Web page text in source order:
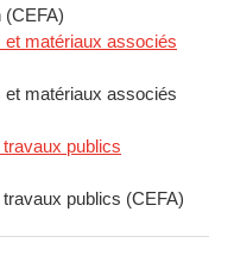
Dessinateur·rice en construction (CEFA)
et matériaux associés
et matériaux associés
publics
Technicien·ne en construction et travaux publics (CEFA)